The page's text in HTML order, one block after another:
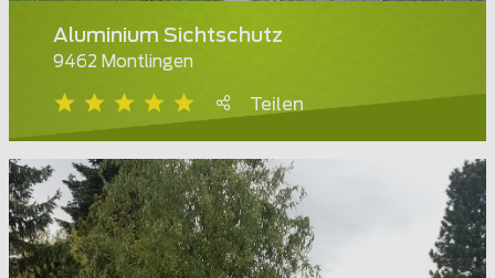
Aluminium Sichtschutz
9462 Montlingen
Teilen